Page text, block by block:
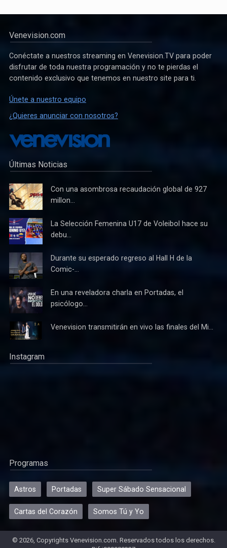
Venevision.com
Conéctate a nuestros streaming en Venevision.TV para poder
disfrutar de toda nuestra programación y no te pierdas el
contenido exclusivo que tenemos en nuestro site para ti.
Únete a nuestro equipo
¿Quieres anunciar con nosotros?
Últimas Noticias
Con una asombrosa recaudación global de 927
millon...
La Selección Femenina U17 de Voleibol hace su
debu...
Durante su esperado regreso al Hall H de la
Comic-...
En una reveladora charla en Portadas, el
psicólogo...
Venevision transmitirán en vivo las finales del Mi...
Instagram
Programas
Astros Portadas Super Sábado Sensacional
Cartas del Corazón Somos Tú y Yo
© 2026, Copyrights Venevision.com. Reservados todos los derechos.